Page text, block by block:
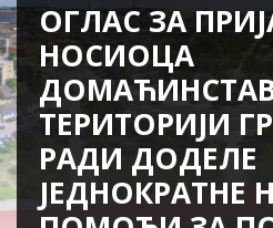
ОГЛАС ЗА
НОСИОЦА
ТЕРИТОРИЈИ
РАДИ ДОДЕЛЕ
ЈЕДНОКРАТНЕ